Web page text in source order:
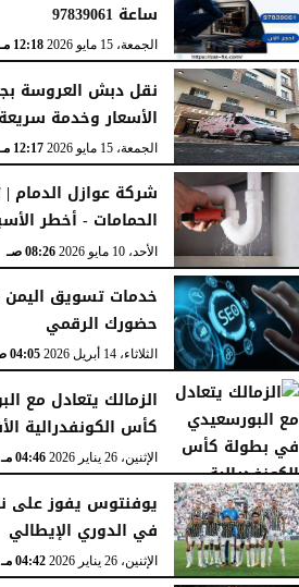
ساعة 97839061
الجمعة، 15 مايو 2026 12:18 مـ
الأسعار وخدمة
الجمعة، 15 مايو 2026 12:17 مـ
شركة عوازل الدمام
الحمامات - أخطر
الأحد، 10 مايو 2026 08:26 صـ
خدمات تسويق اليمن
حضورك الرقمي
الثلاثاء، 14 أبريل 2026 04:05 صـ
الزمالك يتعادل مع
كأس الكونفدرالية
الإثنين، 26 يناير 2026 04:46 مـ
يوفنتوس يفوز على
في الدوري الإيطالي
الإثنين، 26 يناير 2026 04:42 مـ